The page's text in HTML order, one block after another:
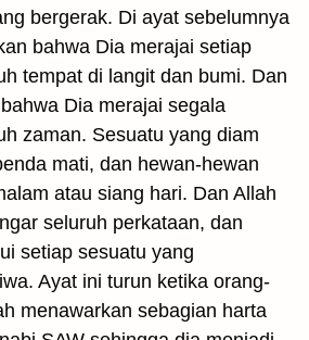
bergerak. Di ayat sebelumnya
bahwa Dia merajai setiap
tempat di langit dan bumi. Dan
Dia merajai segala
zaman. Sesuatu yang diam
mati, dan hewan-hewan
atau siang hari. Dan Allah
seluruh perkataan, dan
setiap sesuatu yang
Ayat ini turun ketika orang-
menawarkan sebagian harta